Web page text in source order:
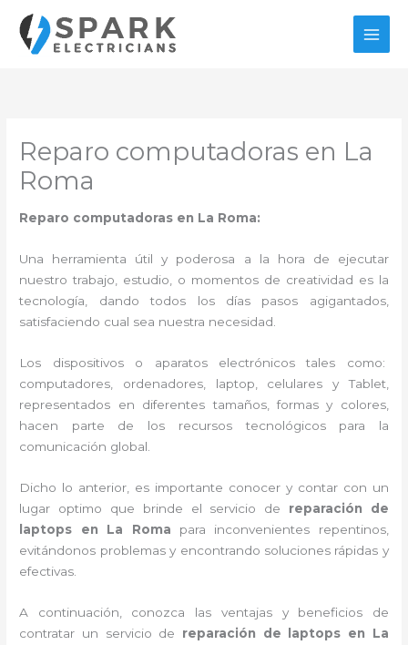
contenido
Reparo computadoras en La
Roma
Reparo computadoras en La Roma:
Una herramienta útil y poderosa a la hora de ejecutar
nuestro trabajo, estudio, o momentos de creatividad es la
tecnología, dando todos los días pasos agigantados,
satisfaciendo cual sea nuestra necesidad.
Los dispositivos o aparatos electrónicos tales como:
computadores, ordenadores, laptop, celulares y Tablet,
representados en diferentes tamaños, formas y colores,
hacen parte de los recursos tecnológicos para la
comunicación global.
Dicho lo anterior, es importante conocer y contar con un
lugar optimo que brinde el servicio de reparación de
laptops en La Roma para inconvenientes repentinos,
evitándonos problemas y encontrando soluciones rápidas y
efectivas.
A continuación, conozca las ventajas y beneficios de
contratar un servicio de reparación de laptops en La